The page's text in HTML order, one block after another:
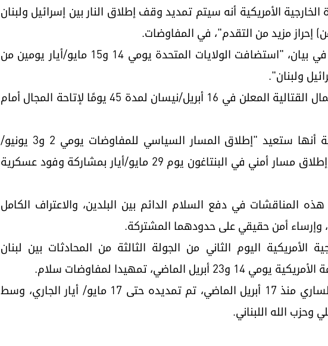
أعلنت وزارة الخارجية الأمريكية أنه سيتم تمديد وقف إطلاق النار بين إسرائيل ولبنان
وقالت وزارة الخارجية الأمريكية، في بيان، "استضافت الولايات المتحدة يومي 14 و15 مايو/أيار يومين من
ولبنان".
وأضافت "سيتم تمديد وقف الأعمال القتالية المعلن في 16 أبريل/نيسان لمدة 45 يومًا لإتاحة المجال أمام
وأوضحت وزارة الخارجية الأمريكية أنها ستعيد "إطلاق المسار السياسي للمفاوضات يومي 2 و3 يونيو/
حزيران. بالإضافة إلى ذلك، سيتم إطلاق مسار أمني في البنتاغون يوم 29 مايو/أيار بمشاركة وفود عسكرية
المناقشات في دفع السلام الدائم بين البلدين، والاعتراف الكامل
وإرساء أمن حقيقي على حدودهما المشتركة.
الأمريكية اليوم الثاني من الجولة الثالثة من المحادثات بين لبنان
تمهيدا لمفاوضات سلام.
ووقف إطلاق النار بين البلدين الساري منذ 17 أبريل الماضي، تم تمديده حتى 17 مايو/ أيار الجاري، وسط
الله اللبناني.